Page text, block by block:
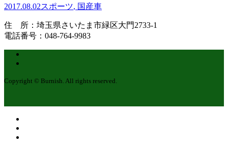
2017.08.02スポーツ, 国産車
住 所：埼玉県さいたま市緑区大門2733-1
電話番号：048-764-9983
Copyright © Burnish. All rights reserved.